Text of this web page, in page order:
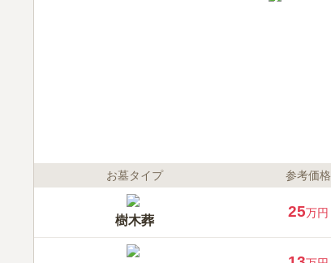
お墓タイプ 参考価格
樹木葬
25万円